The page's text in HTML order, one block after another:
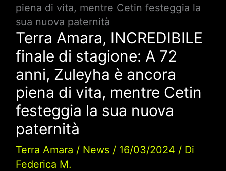
piena di vita, mentre Cetin festeggia la
sua nuova paternità
Terra Amara, INCREDIBILE
finale di stagione: A 72
anni, Zuleyha è ancora
piena di vita, mentre Cetin
festeggia la sua nuova
paternità
Terra Amara / News/ 16/03/2024 / Di
Federica M.